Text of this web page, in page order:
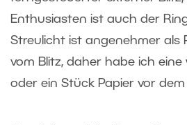
Enthusiasten ist auch der
Streulicht ist angenehmer als
vom Blitz, daher habe ich
oder ein Stück Papier vor